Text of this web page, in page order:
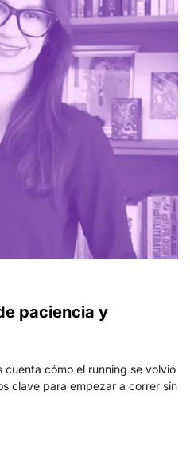
paciencia y
cuenta cómo el running se volvió
clave para empezar a correr sin